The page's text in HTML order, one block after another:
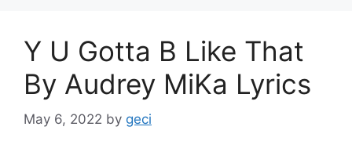
Y U Gotta B Like That
By Audrey MiKa Lyrics
May 6, 2022 by geci